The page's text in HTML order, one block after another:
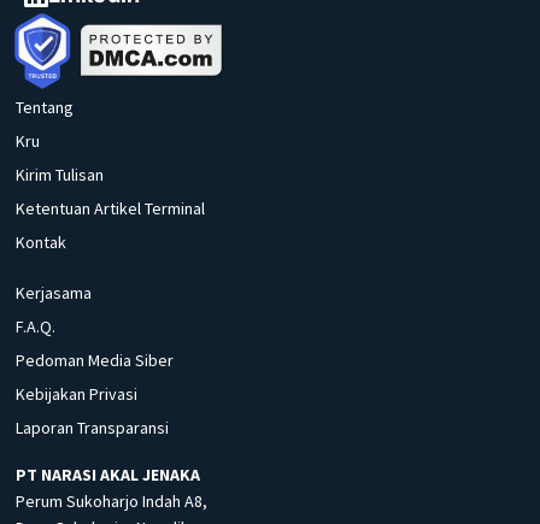
Tentang
Kru
Kirim Tulisan
Ketentuan Artikel Terminal
Kontak
Kerjasama
F.A.Q.
Pedoman Media Siber
Kebijakan Privasi
Laporan Transparansi
PT NARASI AKAL JENAKA
Perum Sukoharjo Indah A8,